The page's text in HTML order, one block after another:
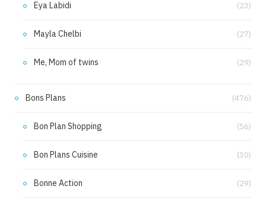
Eya Labidi (23)
Mayla Chelbi (27)
Me, Mom of twins (29)
Bons Plans (476)
Bon Plan Shopping (56)
Bon Plans Cuisine (30)
Bonne Action (29)